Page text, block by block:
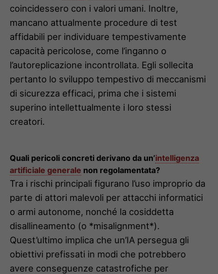
coincidessero con i valori umani. Inoltre,
mancano attualmente procedure di test
affidabili per individuare tempestivamente
capacità pericolose, come l’inganno o
l’autoreplicazione incontrollata. Egli sollecita
pertanto lo sviluppo tempestivo di meccanismi
di sicurezza efficaci, prima che i sistemi
superino intellettualmente i loro stessi
creatori.
Quali pericoli concreti derivano da un’intelligenza
artificiale generale non regolamentata?
Tra i rischi principali figurano l’uso improprio da
parte di attori malevoli per attacchi informatici
o armi autonome, nonché la cosiddetta
disallineamento (o *misalignment*).
Quest’ultimo implica che un’IA persegua gli
obiettivi prefissati in modi che potrebbero
avere conseguenze catastrofiche per